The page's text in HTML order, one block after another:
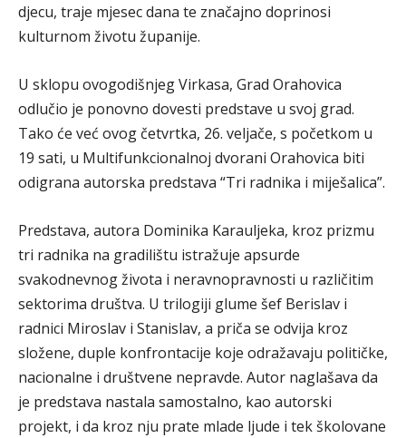
djecu, traje mjesec dana te značajno doprinosi
kulturnom životu županije.
U sklopu ovogodišnjeg Virkasa, Grad Orahovica
odlučio je ponovno dovesti predstave u svoj grad.
Tako će već ovog četvrtka, 26. veljače, s početkom u
19 sati, u Multifunkcionalnoj dvorani Orahovica biti
odigrana autorska predstava “Tri radnika i miješalica”.
Predstava, autora Dominika Karauljeka, kroz prizmu
tri radnika na gradilištu istražuje apsurde
svakodnevnog života i neravnopravnosti u različitim
sektorima društva. U trilogiji glume šef Berislav i
radnici Miroslav i Stanislav, a priča se odvija kroz
složene, duple konfrontacije koje odražavaju političke,
nacionalne i društvene nepravde. Autor naglašava da
je predstava nastala samostalno, kao autorski
projekt, i da kroz nju prate mlade ljude i tek školovane